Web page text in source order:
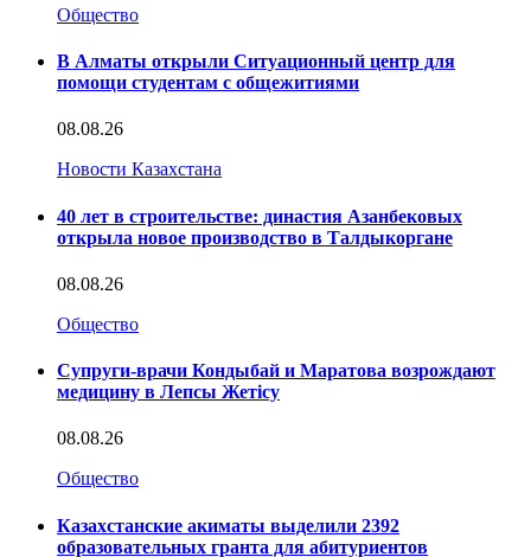
Общество
В Алматы открыли Ситуационный центр для
помощи студентам с общежитиями
08.08.26
Новости Казахстана
40 лет в строительстве: династия Азанбековых
открыла новое производство в Талдыкоргане
08.08.26
Общество
Супруги-врачи Кондыбай и Маратова возрождают
медицину в Лепсы Жетісу
08.08.26
Общество
Казахстанские акиматы выделили 2392
образовательных гранта для абитуриентов